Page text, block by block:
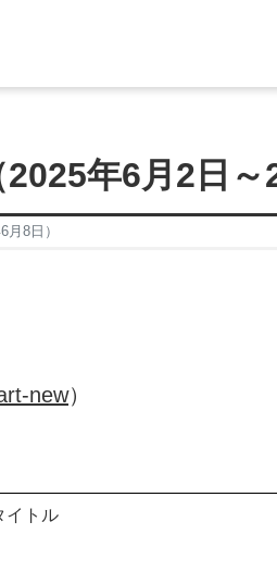
年6月2日～
8日）
new）
イトル